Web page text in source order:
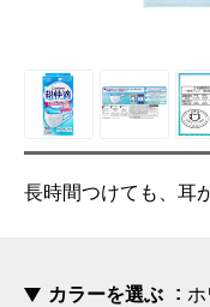
長時間つけても、耳
カラーを選ぶ ホ